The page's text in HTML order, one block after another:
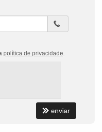
política de privacidade.
enviar